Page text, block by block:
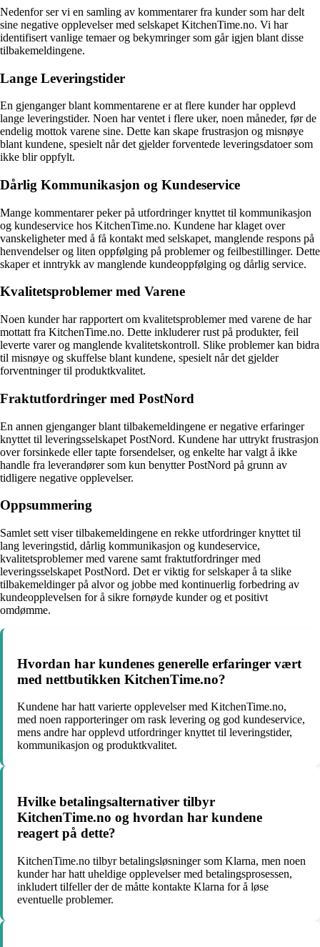
Nedenfor ser vi en samling av kommentarer fra kunder som har delt
sine negative opplevelser med selskapet KitchenTime.no. Vi har
identifisert vanlige temaer og bekymringer som går igjen blant disse
tilbakemeldingene.
Lange Leveringstider
En gjenganger blant kommentarene er at flere kunder har opplevd
lange leveringstider. Noen har ventet i flere uker, noen måneder, før de
endelig mottok varene sine. Dette kan skape frustrasjon og misnøye
blant kundene, spesielt når det gjelder forventede leveringsdatoer som
ikke blir oppfylt.
Dårlig Kommunikasjon og Kundeservice
Mange kommentarer peker på utfordringer knyttet til kommunikasjon
og kundeservice hos KitchenTime.no. Kundene har klaget over
vanskeligheter med å få kontakt med selskapet, manglende respons på
henvendelser og liten oppfølging på problemer og feilbestillinger. Dette
skaper et inntrykk av manglende kundeoppfølging og dårlig service.
Kvalitetsproblemer med Varene
Noen kunder har rapportert om kvalitetsproblemer med varene de har
mottatt fra KitchenTime.no. Dette inkluderer rust på produkter, feil
leverte varer og manglende kvalitetskontroll. Slike problemer kan bidra
til misnøye og skuffelse blant kundene, spesielt når det gjelder
forventninger til produktkvalitet.
Fraktutfordringer med PostNord
En annen gjenganger blant tilbakemeldingene er negative erfaringer
knyttet til leveringsselskapet PostNord. Kundene har uttrykt frustrasjon
over forsinkede eller tapte forsendelser, og enkelte har valgt å ikke
handle fra leverandører som kun benytter PostNord på grunn av
tidligere negative opplevelser.
Oppsummering
Samlet sett viser tilbakemeldingene en rekke utfordringer knyttet til
lang leveringstid, dårlig kommunikasjon og kundeservice,
kvalitetsproblemer med varene samt fraktutfordringer med
leveringsselskapet PostNord. Det er viktig for selskaper å ta slike
tilbakemeldinger på alvor og jobbe med kontinuerlig forbedring av
kundeopplevelsen for å sikre fornøyde kunder og et positivt
omdømme.
Hvordan har kundenes generelle erfaringer vært
med nettbutikken KitchenTime.no?
Kundene har hatt varierte opplevelser med KitchenTime.no,
med noen rapporteringer om rask levering og god kundeservice,
mens andre har opplevd utfordringer knyttet til leveringstider,
kommunikasjon og produktkvalitet.
Hvilke betalingsalternativer tilbyr
KitchenTime.no og hvordan har kundene
reagert på dette?
KitchenTime.no tilbyr betalingsløsninger som Klarna, men noen
kunder har hatt uheldige opplevelser med betalingsprosessen,
inkludert tilfeller der de måtte kontakte Klarna for å løse
eventuelle problemer.